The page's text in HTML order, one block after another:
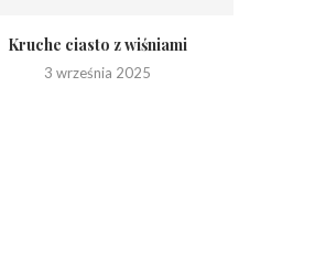
Kruche ciasto z wiśniami
3 września 2025